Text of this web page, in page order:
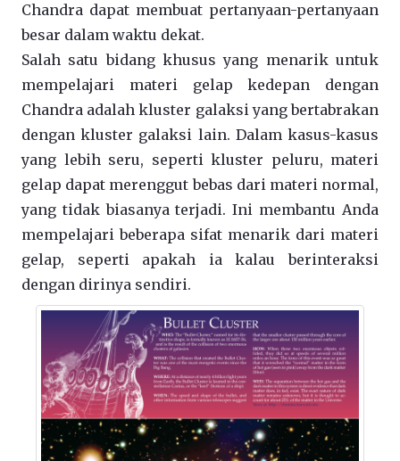
Chandra dapat membuat pertanyaan-pertanyaan
besar dalam waktu dekat.
Salah satu bidang khusus yang menarik untuk
mempelajari materi gelap kedepan dengan
Chandra adalah kluster galaksi yang bertabrakan
dengan kluster galaksi lain. Dalam kasus-kasus
yang lebih seru, seperti kluster peluru, materi
gelap dapat merenggut bebas dari materi normal,
yang tidak biasanya terjadi. Ini membantu Anda
mempelajari beberapa sifat menarik dari materi
gelap, seperti apakah ia kalau berinteraksi
dengan dirinya sendiri.